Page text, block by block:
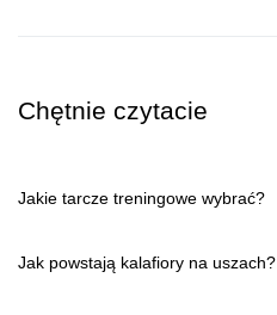
Chętnie czytacie
Jakie tarcze treningowe wybrać?
Jak powstają kalafiory na uszach?